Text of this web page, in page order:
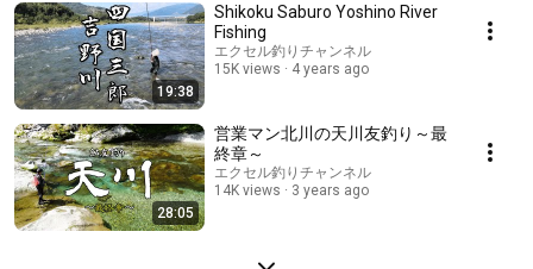
19:38
Shikoku Saburo Yoshino River
Fishing
エクセル釣りチャンネル
15K views
4 years ago
28:05
営業マン北川の天川友釣り～最
終章～
エクセル釣りチャンネル
14K views
3 years ago